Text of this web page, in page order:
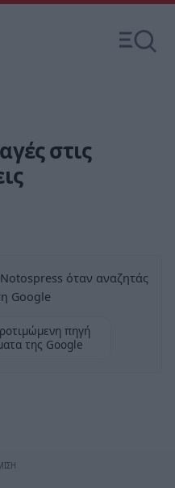
στις
όταν αναζητάς
Google
πηγή
της Google